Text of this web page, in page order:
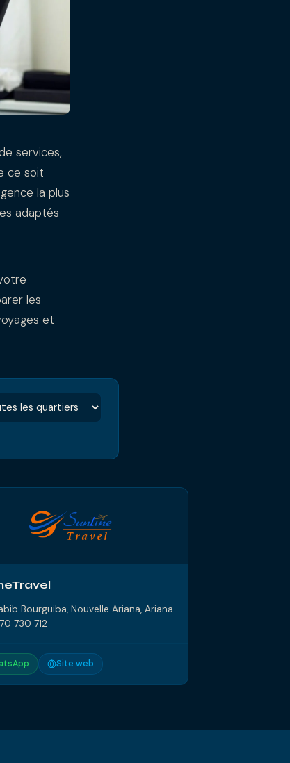
services,
ce soit
la plus
adaptés
les
et
Bourguiba, Nouvelle Ariana, Ariana
730 712
Site web